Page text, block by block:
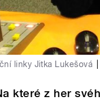
linky Jitka Lukešová
které z her